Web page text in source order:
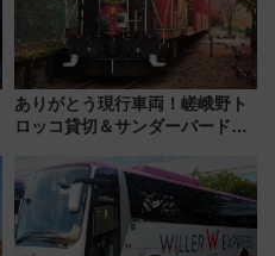
ありがとう現行車両！嵯峨野ト
ロッコ貸切＆サンダーバードレ
斉藤雪乃＆福原トシヒロと行
く！9月13日「京都の鉄道満喫
ツアー」開催